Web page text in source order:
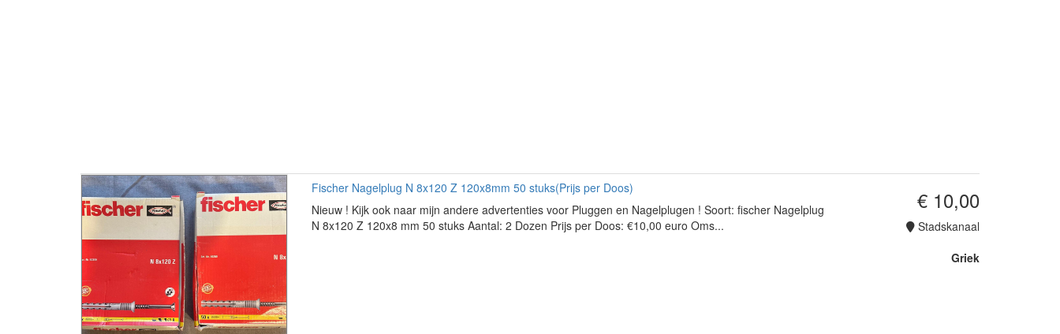
Fischer Nagelplug N 8x120 Z 120x8mm 50 stuks(Prijs per Doos)
Nieuw ! Kijk ook naar mijn andere advertenties voor Pluggen en Nagelplugen ! Soort: fischer Nagelplug
N 8x120 Z 120x8 mm 50 stuks Aantal: 2 Dozen Prijs per Doos: €10,00 euro Oms...
€ 10,00
Stadskanaal
Griek